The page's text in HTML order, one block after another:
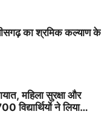
का श्रमिक कल्याण के
महिला सुरक्षा और
विद्यार्थियों ने लिया